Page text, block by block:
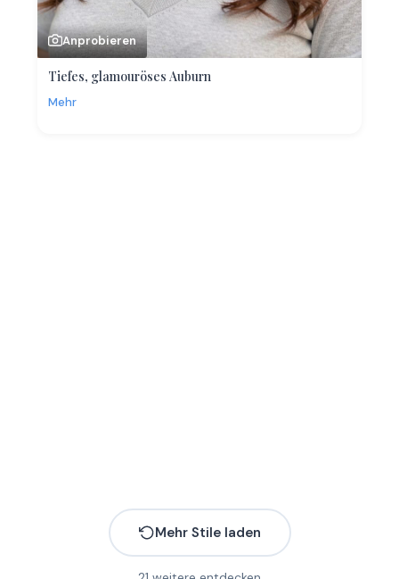
Anprobieren
Tiefes, glamouröses Auburn
Mehr
Mehr Stile laden